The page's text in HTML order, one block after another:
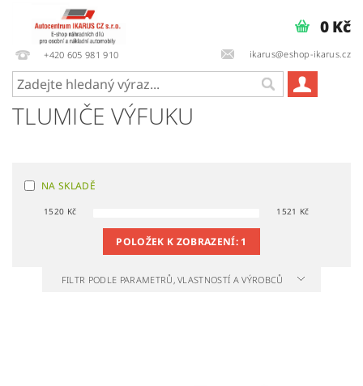
+420 605 981 910 ikarus@eshop-ikarus.cz
0 Kč
TLUMIČE VÝFUKU
NA SKLADĚ
1520 Kč 1521 Kč
POLOŽEK K ZOBRAZENÍ: 1
FILTR PODLE PARAMETRŮ, VLASTNOSTÍ A VÝROBCŮ